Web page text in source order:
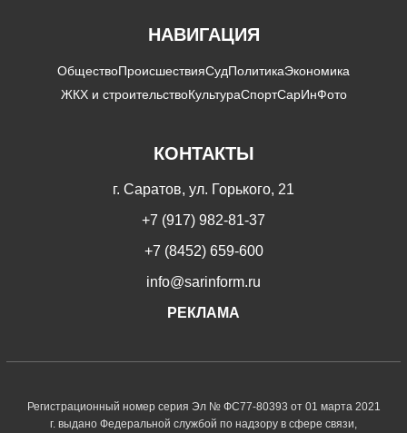
НАВИГАЦИЯ
ОбществоПроисшествияСудПолитикаЭкономика
ЖКХ и строительствоКультураСпортСарИнФото
КОНТАКТЫ
г. Саратов, ул. Горького, 21
+7 (917) 982-81-37
+7 (8452) 659-600
info@sarinform.ru
РЕКЛАМА
Регистрационный номер серия Эл № ФС77-80393 от 01 марта 2021
г. выдано Федеральной службой по надзору в сфере связи,